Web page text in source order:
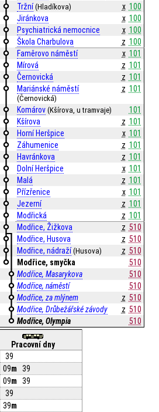
Tržní (Hladíkova) x 100
Jiránkova x 100
Psychiatrická nemocnice x 100
Škola Charbulova z 100
Faměrovo náměstí x 101
Mírová z 101
Černovická z 101
Mariánské náměstí
(Černovická)
z 101
Komárov (Kšírova, u tramvaje)
101
Kšírova z 101
Horní Heršpice x 101
Záhumenice z 101
Havránkova z 101
Dolní Heršpice x 101
Malá z 101
Přízřenice x 101
Jezerní z 101
Modřická z 101
Modřice, Žižkova z 510
Modřice, Husova z 510
Modřice, nádraží (Husova) z 510
Modřice, smyčka
510
Modřice, Masarykova
510
Modřice, náměstí
510
Modřice, za mlýnem z 510
Modřice, Drůbežářské závody z 510
Modřice, Olympia 510
Pracovní dny
39
09m
39
09m 39
39
39m